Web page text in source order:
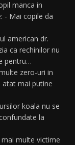
manca in
- Mai copile da
american dr.
ca rechinilor nu
pentru…
zero-uri in
atat mai putine
koala nu se
la
mai multe victime